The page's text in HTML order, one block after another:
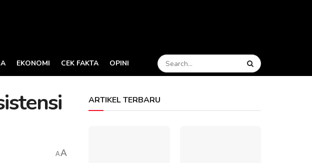
EKONOMI CEK FAKTA OPINI
AA
ARTIKEL TERBARU